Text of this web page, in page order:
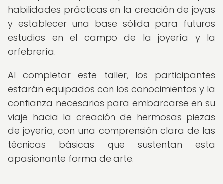
habilidades prácticas en la creación de joyas
y establecer una base sólida para futuros
estudios en el campo de la joyería y la
orfebrería.
Al completar este taller, los participantes
estarán equipados con los conocimientos y la
confianza necesarios para embarcarse en su
viaje hacia la creación de hermosas piezas
de joyería, con una comprensión clara de las
técnicas básicas que sustentan esta
apasionante forma de arte.